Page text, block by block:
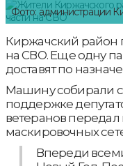
Фото: администрации
Киржачский район
на СВО. Еще одну
доставят по
Машину собирали
поддержке
ветеранов
маскировочных
Впереди